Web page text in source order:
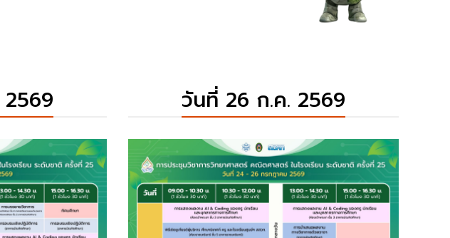
วันที่ 26 ก.ค. 2569